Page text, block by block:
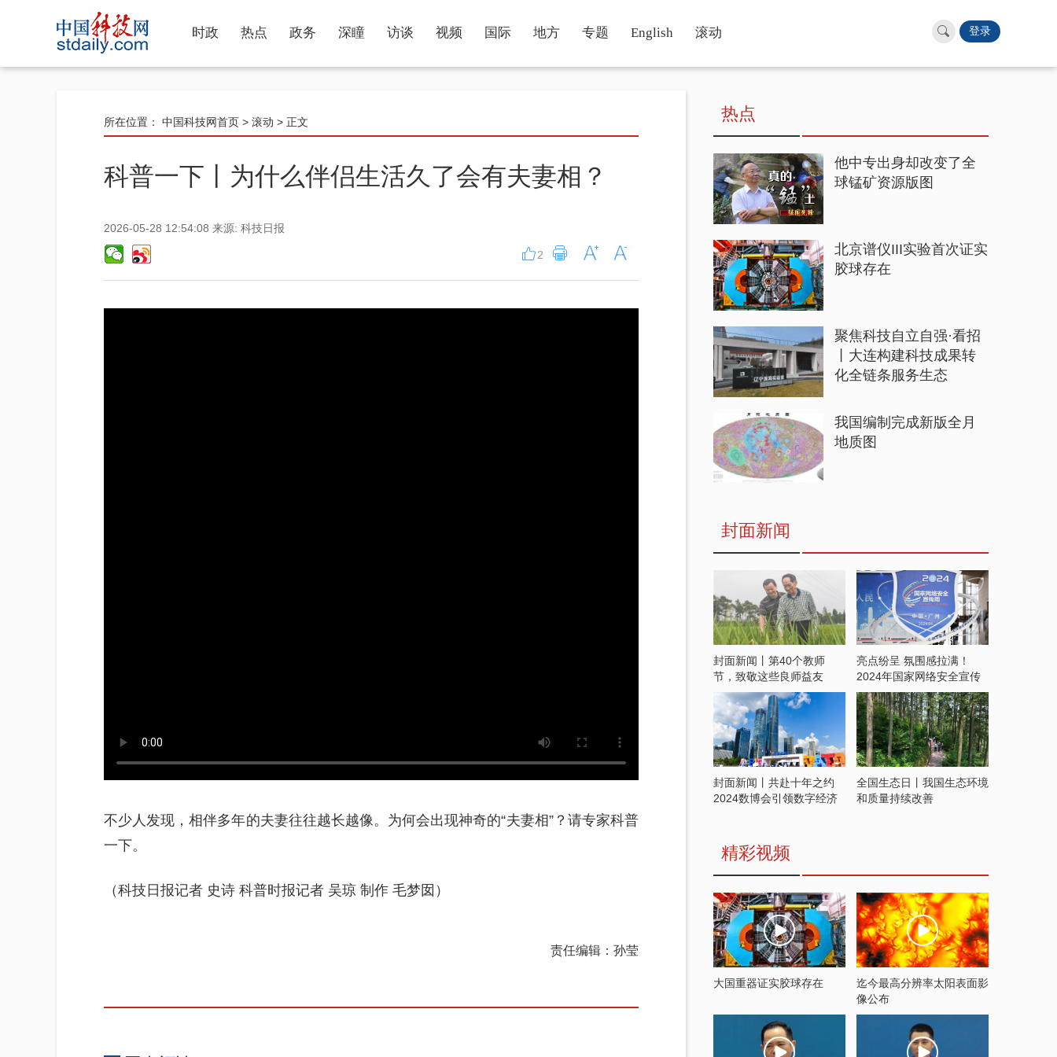
时政 热点 政务 深瞳 访谈 视频 国际 地方 专题 English 滚动 登录
所在位置： 中国科技网首页 > 滚动 > 正文
科普一下丨为什么伴侣生活久了会有夫妻相？
2026-05-28 12:54:08 来源: 科技日报
2
不少人发现，相伴多年的夫妻往往越长越像。为何会出现神奇的“夫妻相”？请专家科普
一下。
（科技日报记者 史诗 科普时报记者 吴琼 制作 毛梦囡）
责任编辑：孙莹
热点
他中专出身却改变了全
球锰矿资源版图
北京谱仪III实验首次证实
胶球存在
聚焦科技自立自强·看招
丨大连构建科技成果转
化全链条服务生态
我国编制完成新版全月
地质图
封面新闻
封面新闻丨第40个教师
节，致敬这些良师益友
亮点纷呈 氛围感拉满！
2024年国家网络安全宣传
周开启
封面新闻丨共赴十年之约
2024数博会引领数字经济
全国生态日丨我国生态环境
和质量持续改善
精彩视频
大国重器证实胶球存在
迄今最高分辨率太阳表面影
像公布